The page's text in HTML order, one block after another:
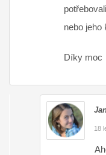
nebo jeho
Díky moc
18